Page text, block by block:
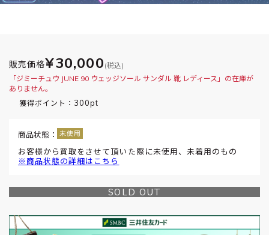
販売価格¥30,000 (税込)
「ジミーチュウ JUNE 90 ウェッジソール サンダル 靴 レディース」の在庫が
ありません。
獲得ポイント： 300pt
商品状態：
お客様から買取をさせて頂いた際に未使用、未着用のもの
※商品状態の詳細はこちら
SOLD OUT